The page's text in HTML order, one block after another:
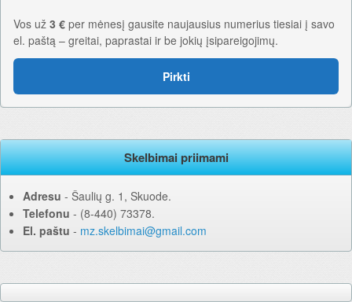
Vos už 3 € per mėnesį gausite naujausius numerius tiesiai į savo
el. paštą – greitai, paprastai ir be jokių įsipareigojimų.
Pirkti
Skelbimai priimami
Adresu ‐ Šaulių g. 1, Skuode.
Telefonu ‐ (8-440) 73378.
El. paštu ‐ mz.skelbimai@gmail.com